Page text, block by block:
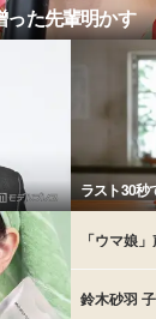
った先輩明かす
ラスト30秒
「ウマ娘
鈴木砂羽